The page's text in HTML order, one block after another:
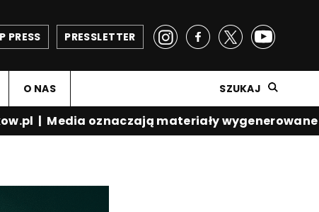
PRESSLETTER
PRESS
O NAS SZUKAJ
| Media oznaczają materiały wygenerowane